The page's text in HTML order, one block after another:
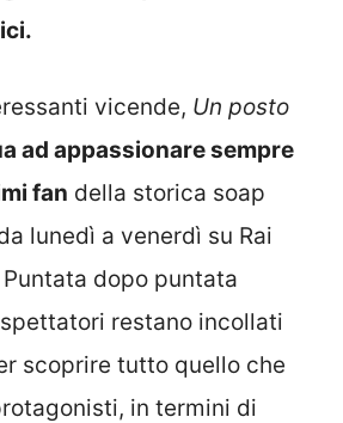
vicende, Un posto
ad appassionare sempre
fan della storica soap
lunedì a venerdì su Rai
dopo puntata
restano incollati
scoprire tutto quello che
in termini di